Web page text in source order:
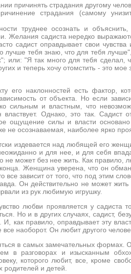
причинять страдания другому
страдания (самому
труднее осознать и
Желания садиста нередко
садист оправдывает свои
лучше тебя знаю, что для тебя
или: "Я так много для тебя сделал,
и теперь хочу отомстить - это
его наклонностей есть фактор,
от объекта. Но если
сильным и властным, что
Однако, это так. Садист
ощущение силы и власти
не осознаваемая, наиболее ярко
издевается над любящей его
и для нее, и для себя
не может без нее жить. Как
Женщина уверена, что он
все зависит от того, что под этим
Он действительно не может жить
из рук любимую игрушку.
любви проявляется у садиста
Но и в других случаях, садист,
как правило, оправдывает эту
наоборот. Он любит другого
в самых замечательных формах.
в разговорах и изысканным
которого любит, все, кроме
и детей.